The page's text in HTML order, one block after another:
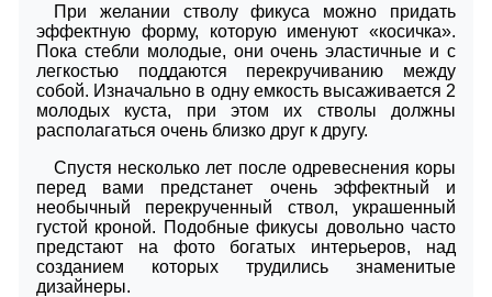
При желании стволу фикуса можно придать
эффектную форму, которую именуют «косичка».
Пока стебли молодые, они очень эластичные и с
легкостью поддаются перекручиванию между
собой. Изначально в одну емкость высаживается 2
молодых куста, при этом их стволы должны
располагаться очень близко друг к другу.
Спустя несколько лет после одревеснения коры
перед вами предстанет очень эффектный и
необычный перекрученный ствол, украшенный
густой кроной. Подобные фикусы довольно часто
предстают на фото богатых интерьеров, над
созданием которых трудились знаменитые
дизайнеры.